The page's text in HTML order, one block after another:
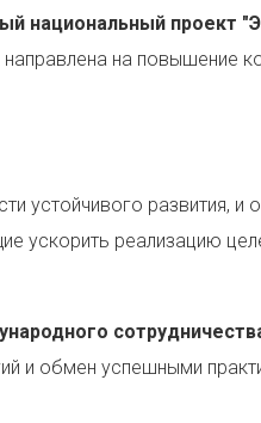
национальный проект
на повышение
устойчивого развития,
реализацию
и обмен успешными